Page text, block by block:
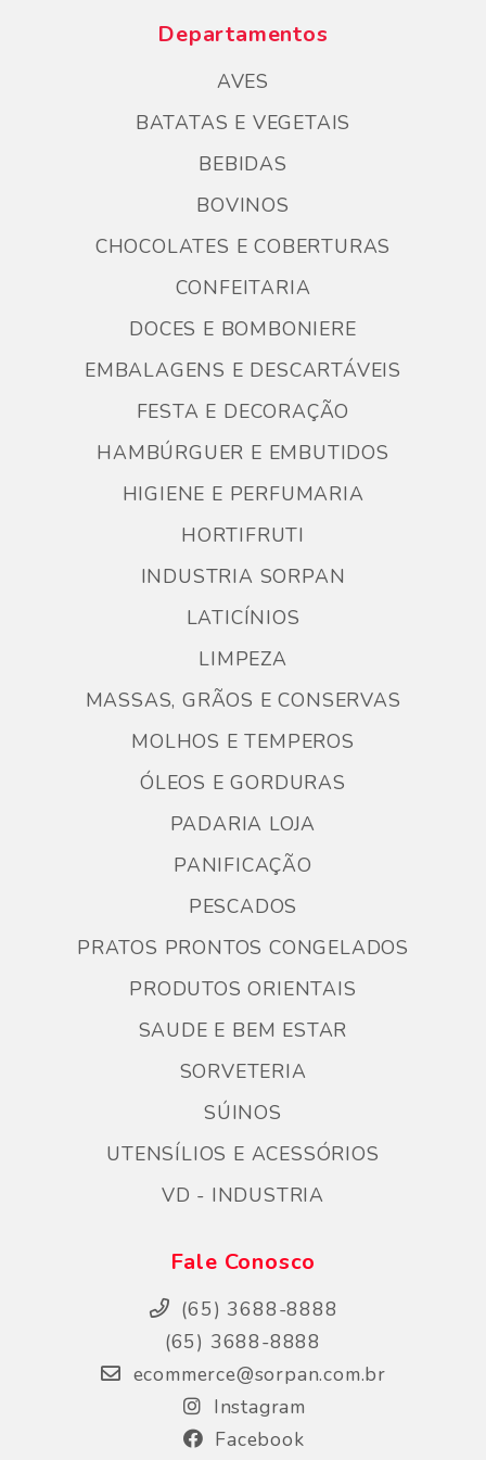
Departamentos
AVES
BATATAS E VEGETAIS
BEBIDAS
BOVINOS
CHOCOLATES E COBERTURAS
CONFEITARIA
DOCES E BOMBONIERE
EMBALAGENS E DESCARTÁVEIS
FESTA E DECORAÇÃO
HAMBÚRGUER E EMBUTIDOS
HIGIENE E PERFUMARIA
HORTIFRUTI
INDUSTRIA SORPAN
LATICÍNIOS
LIMPEZA
MASSAS, GRÃOS E CONSERVAS
MOLHOS E TEMPEROS
ÓLEOS E GORDURAS
PADARIA LOJA
PANIFICAÇÃO
PESCADOS
PRATOS PRONTOS CONGELADOS
PRODUTOS ORIENTAIS
SAUDE E BEM ESTAR
SORVETERIA
SÚINOS
UTENSÍLIOS E ACESSÓRIOS
VD - INDUSTRIA
Fale Conosco
(65) 3688-8888
(65) 3688-8888
ecommerce@sorpan.com.br
Instagram
Facebook